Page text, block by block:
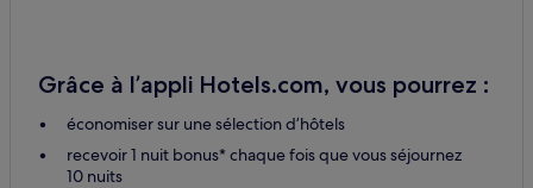
Grâce à l’appli Hotels.com, vous pourrez :
économiser sur une sélection d’hôtels
recevoir 1 nuit bonus* chaque fois que vous séjournez
10 nuits